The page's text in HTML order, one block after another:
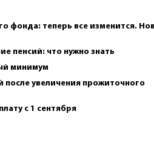
фонда: теперь все изменится.
пенсий: что нужно знать
минимум
после увеличения прожиточного
с 1 сентября